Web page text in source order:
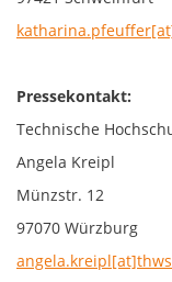
Pressekontakt:
Technische
Angela Kreipl
Münzstr. 12
97070 Würzburg